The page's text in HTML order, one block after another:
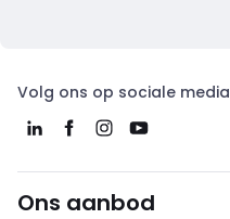
Volg ons op sociale media
Ons aanbod